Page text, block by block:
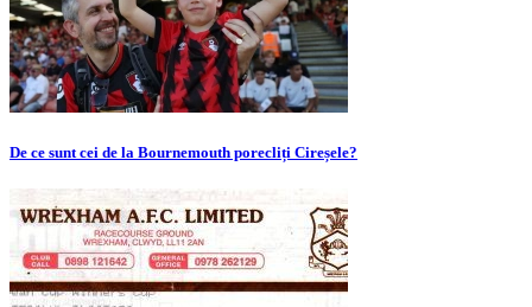
De ce sunt cei de la Bournemouth porecliți Cireșele?